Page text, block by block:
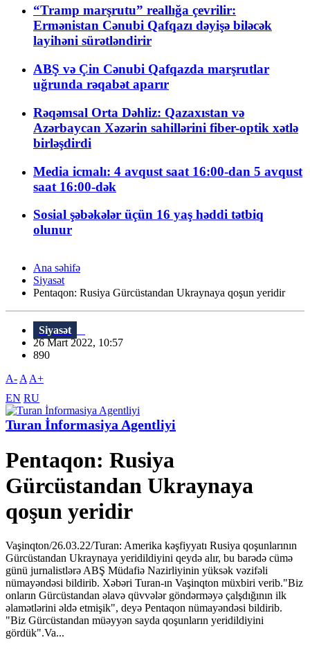
“Tramp marşrutu” reallığa çevrilir:
Ermənistan Cənubi Qafqazı dəyişə biləcək
layihəni sürətləndirir
ABŞ və Çin Cənubi Qafqazda marşrutlar
uğrunda rəqabət aparır
Rəqəmsal Orta Dəhliz: Qazaxıstan və
Azərbaycan Xəzərin sahillərini fiber-optik xətlə
birləşdirdi
Media icmalı: 4 avqust saat 16:00-dan 5 avqust
saat 16:00-dək
Sosial şəbəkələr üçün 16 yaş həddi tətbiq
olunur
Ana səhifə
Siyasət
Pentaqon: Rusiya Gürcüstandan Ukraynaya qoşun yeridir
Siyasət
26 Mart 2022, 10:57
890
A- A A+
EN RU
Turan İnformasiya Agentliyi
Pentaqon: Rusiya
Gürcüstandan Ukraynaya
qoşun yeridir
Vaşinqton/26.03.22/Turan: Amerika kəşfiyyatı Rusiya qoşunlarının
Gürcüstandan Ukraynaya yeridildiyini qeydə alır, bu barədə cümə
günü jurnalistlərə ABŞ Müdafiə Nazirliyinin yüksək vəzifəli
nümayəndəsi bildirib. Xəbəri Turan-ın Vaşinqton müxbiri verib."Biz
onların Gürcüstandan əlavə qüvvələr göndərməyə çalşdığının ilk
əlamətlərini əldə etmişik", deyə Pentaqon nümayəndəsi bildirib.
"Biz Gürcüstandan müəyyən sayda qoşunların yeridildiyini
gördük".Va...